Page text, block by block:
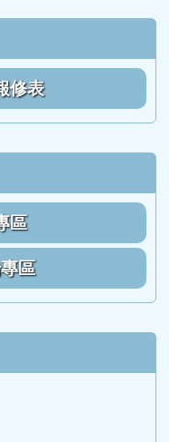
生合照
屆師生
屆師生
修表
區
區